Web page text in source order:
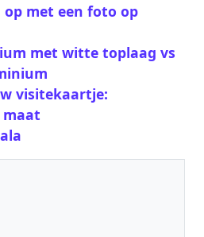
met een foto op
met witte toplaag vs
visitekaartje:
maat